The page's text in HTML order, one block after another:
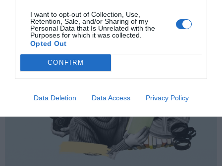
I want to opt-out of Collection, Use,
Retention, Sale, and/or Sharing of my
Personal Data that Is Unrelated with the
Purposes for which it was collected.
Opted Out
CONFIRM
Data Deletion Data Access Privacy Policy
nacimiento del artista catalán con la mayor retrospectiva de
su obra hasta la fecha.
ALBERT MONTAGUT MADRID 20/02/2024